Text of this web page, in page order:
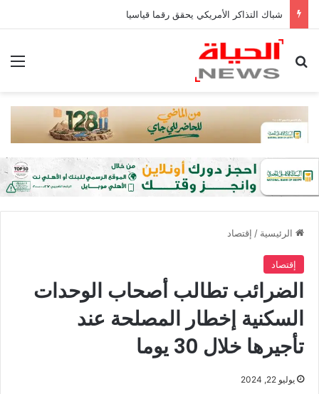
شباك التذاكر الأمريكي يحقق رقما قياسيا
بحث عن
الرئيسية / إقتصاد
إقتصاد
الضرائب تطالب أصحاب الوحدات
السكنية إخطار المصلحة عند
تأجيرها ⁠خلال 30 يوما
يوليو 22, 2024